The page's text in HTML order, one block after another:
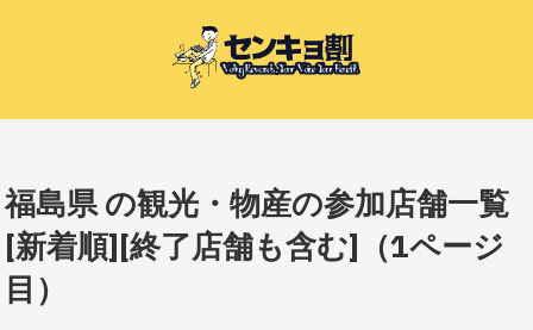
福島県 の観光・物産の参加店舗一覧
[新着順][終了店舗も含む]（1ページ
目）